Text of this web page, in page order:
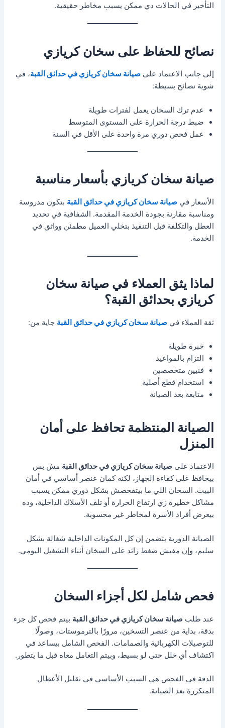
التأخير في الحالات دي ممكن يسبب مخاطر حقيقية.
نصائح للحفاظ على سخان كريازي
إلى جانب الاعتماد علىصيانة سخان كريازي في حدائق القبة، في
شوية نصائح بسيطة:
عدم ترك السخان يعمل لفترات طويلة
ضبط درجة الحرارة على المستوى المتوسط
عمل فحص دوري مرة واحدة على الأقل في السنة
صيانة سخان كريازي بأسعار مناسبة
الأسعار فيصيانة سخان كريازي في حدائق القبة بتكون مدروسة
ومناسبة مقارنة بجودة الخدمة المقدمة. الشفافية في تحديد
العطل والتكلفة قبل التنفيذ بتخلي العميل مطمئن وواثق في
الخدمة.
لماذا يثق العملاء في صيانة سخان
كريازي بحدائق القبة؟
ثقة العملاء فيصيانة سخان كريازي في حدائق القبة جاية من:
خبرة طويلة
التزام بالمواعيد
فنيين متخصصين
استخدام قطع أصلية
متابعة بعد الصيانة
الصيانة المنتظمة تحافظ على أمان
المنزل
الاعتماد علىصيانة سخان كريازي في حدائق القبة مش بس
بيحافظ على كفاءة الجهاز، لكنه كمان عنصر أساسي في أمان
البيت. السخان اللي ما بيتفحصش بشكل دوري ممكن يسبب
مشاكل خطيرة زي ارتفاع الحرارة أو تلف الأسلاك الداخلية، وده
بيعرض أفراد الأسرة لمخاطر غير محسوبة.
الصيانة الدورية بتضمن إن كل المكونات الداخلية شغالة بشكل
سليم، وإن مفيش ضغط زائد على السخان أثناء التشغيل اليومي.
فحص شامل لكل أجزاء السخان
عند طلبصيانة سخان كريازي في حدائق القبة بيتم فحص كل جزء
بدقة، بداية من عنصر التسخين، مرورًا بالترموستات، وصولًا
للتوصيلات الكهربائية والصمامات. الفحص الشامل بيساعد في
اكتشاف أي خلل حتى لو بسيط، وبيتم التعامل معاه قبل ما يتطور.
الدقة في الفحص هي السبب الأساسي في تقليل الأعطال
المتكررة بعد الصيانة.